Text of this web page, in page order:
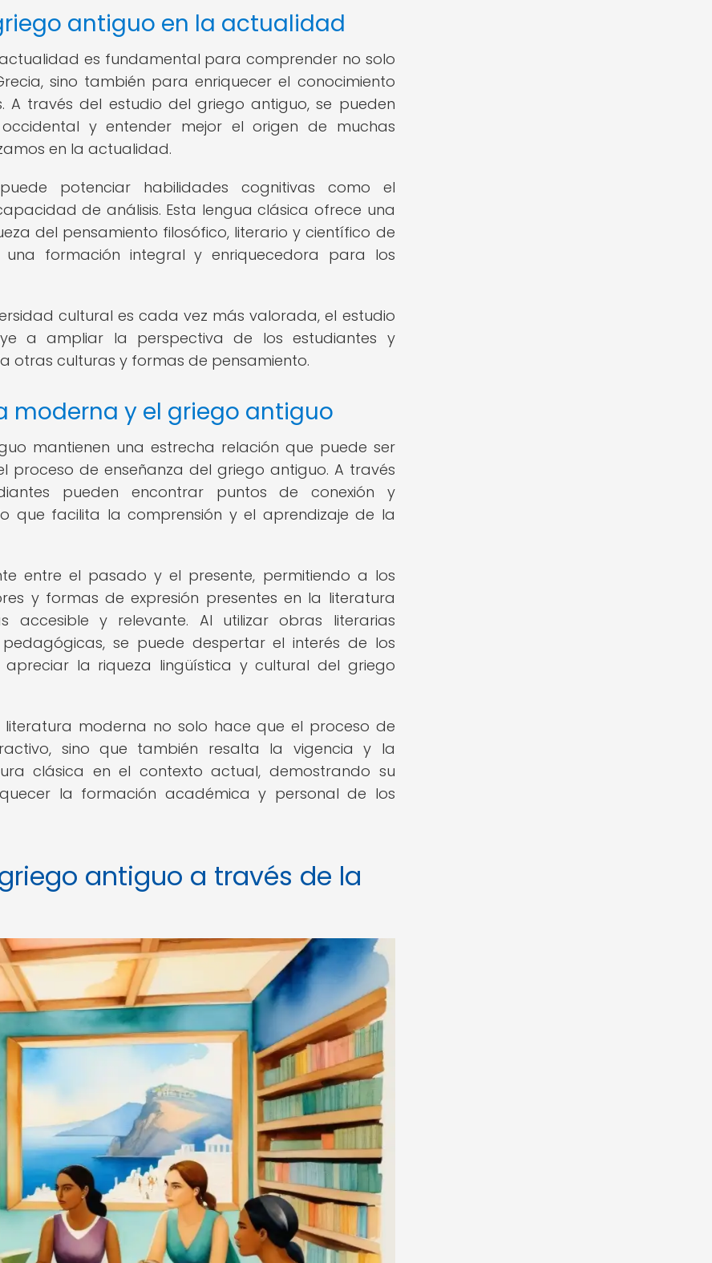
antiguo en la actualidad
es fundamental para comprender no solo
sino también para enriquecer el conocimiento
A través del estudio del griego antiguo, se pueden
y entender mejor el origen de muchas
en la actualidad.
potenciar habilidades cognitivas como el
de análisis. Esta lengua clásica ofrece una
del pensamiento filosófico, literario y científico de
formación integral y enriquecedora para los
cultural es cada vez más valorada, el estudio
a ampliar la perspectiva de los estudiantes y
otras culturas y formas de pensamiento.
moderna y el griego antiguo
mantienen una estrecha relación que puede ser
de enseñanza del griego antiguo. A través
pueden encontrar puntos de conexión y
que facilita la comprensión y el aprendizaje de la
entre el pasado y el presente, permitiendo a los
y formas de expresión presentes en la literatura
y relevante. Al utilizar obras literarias
se puede despertar el interés de los
la riqueza lingüística y cultural del griego
moderna no solo hace que el proceso de
sino que también resalta la vigencia y la
clásica en el contexto actual, demostrando su
la formación académica y personal de los
antiguo a través de la